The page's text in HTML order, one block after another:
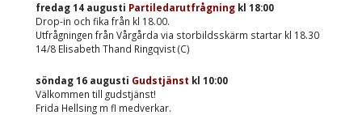
fredag 14 augusti Partiledarutfrågning kl 18:00
Drop-in och fika från kl 18.00.
Utfrågningen från Vårgårda via storbildsskärm startar kl 18.30
14/8 Elisabeth Thand Ringqvist (C)
söndag 16 augusti Gudstjänst kl 10:00
Välkommen till gudstjänst!
Frida Hellsing m fl medverkar.